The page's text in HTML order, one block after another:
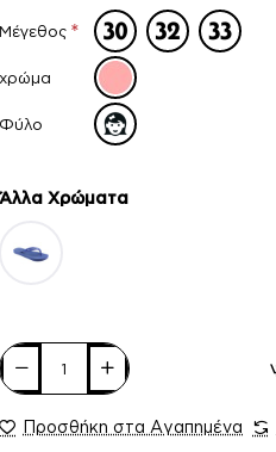
Μέγεθος
χρώμα
Φύλο
Άλλα Xρώματα
Προσθήκη στα Αγαπημένα